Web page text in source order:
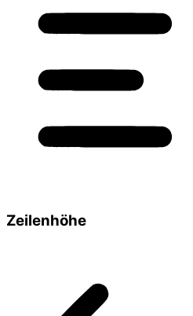
Zeilenhöhe